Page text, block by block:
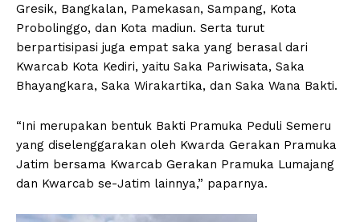
Gresik, Bangkalan, Pamekasan, Sampang, Kota
Probolinggo, dan Kota madiun. Serta turut
berpartisipasi juga empat saka yang berasal dari
Kwarcab Kota Kediri, yaitu Saka Pariwisata, Saka
Bhayangkara, Saka Wirakartika, dan Saka Wana Bakti.
“Ini merupakan bentuk Bakti Pramuka Peduli Semeru
yang diselenggarakan oleh Kwarda Gerakan Pramuka
Jatim bersama Kwarcab Gerakan Pramuka Lumajang
dan Kwarcab se-Jatim lainnya,” paparnya.